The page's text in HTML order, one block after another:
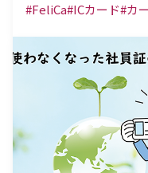
#FeliCa#ICカード#カ